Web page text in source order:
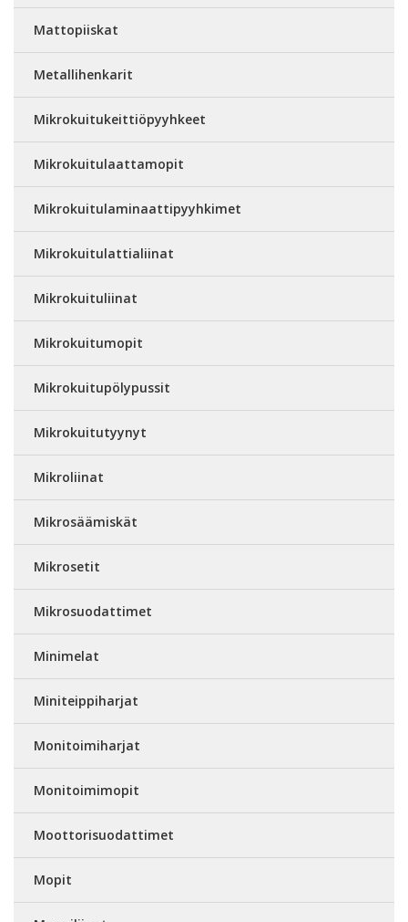
Mattopiiskat
Metallihenkarit
Mikrokuitukeittiöpyyhkeet
Mikrokuitulaattamopit
Mikrokuitulaminaattipyyhkimet
Mikrokuitulattialiinat
Mikrokuituliinat
Mikrokuitumopit
Mikrokuitupölypussit
Mikrokuitutyynyt
Mikroliinat
Mikrosäämiskät
Mikrosetit
Mikrosuodattimet
Minimelat
Miniteippiharjat
Monitoimiharjat
Monitoimimopit
Moottorisuodattimet
Mopit